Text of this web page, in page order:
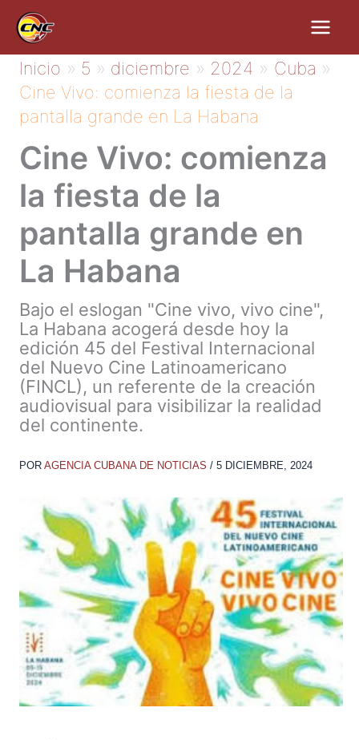
contenido
Inicio 5 diciembre 2024
Cuba
Cine Vivo: comienza la fiesta de la
pantalla grande en La Habana
Cine Vivo: comienza
la fiesta de la
pantalla grande en
La Habana
Bajo el eslogan "Cine vivo, vivo cine",
La Habana acogerá desde hoy la
edición 45 del Festival Internacional
del Nuevo Cine Latinoamericano
(FINCL), un referente de la creación
audiovisual para visibilizar la realidad
del continente.
POR AGENCIA CUBANA DE NOTICIAS / 5 DICIEMBRE, 2024